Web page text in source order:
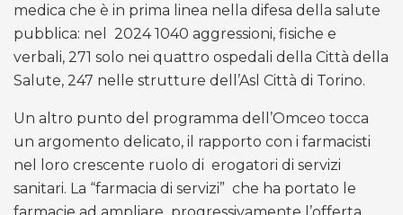
medica che è in prima linea nella difesa della salute
pubblica: nel
2024 1040 aggressioni, fisiche e
verbali, 271 solo nei quattro ospedali della Città della
Salute, 247 nelle strutture dell’Asl Città di Torino.
Un altro punto del programma dell’Omceo tocca
un argomento delicato, il rapporto con i farmacisti
nel loro crescente ruolo di erogatori di servizi
sanitari. La “farmacia di servizi” che ha portato le